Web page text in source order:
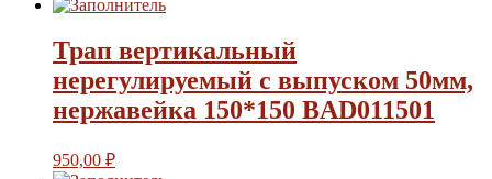
Трап вертикальный
нерегулируемый с выпуском 50мм,
нержавейка 150*150 BAD011501
950,00 ₽